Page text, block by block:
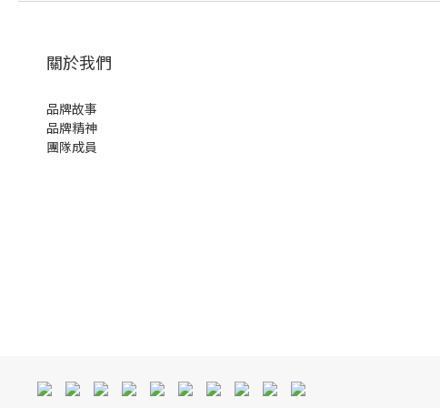
關於我們
品牌故事
品牌精神
團隊成員